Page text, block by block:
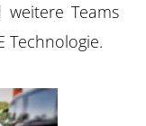
Teams
Technologie.